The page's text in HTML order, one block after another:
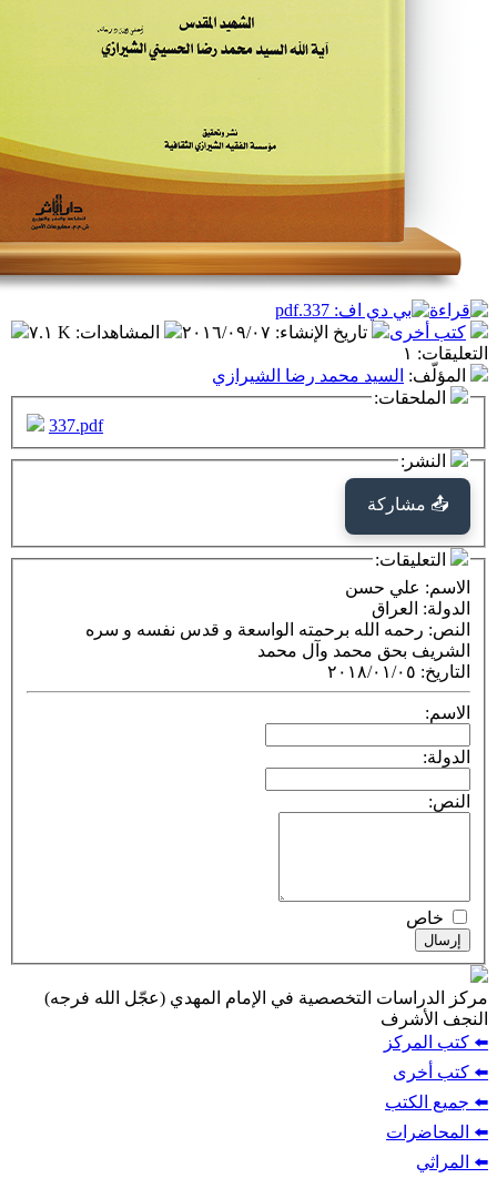
تاريخ الإنشاء:٢٠١٦/٠٩/٠٧ المشاهدات:٧.١ K
محمد رضا الشيرازي
حسن
الله برحمته الواسعة و قدس نفسه و سره
محمد وآل محمد
٠١/٠٥
التخصصية في الإمام المهدي (عجّل الله فرجه)